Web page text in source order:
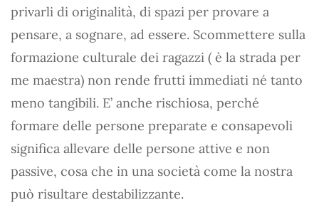
privarli di originalità, di spazi per provare a
pensare, a sognare, ad essere. Scommettere sulla
formazione culturale dei ragazzi ( è la strada per
me maestra) non rende frutti immediati né tanto
meno tangibili. E’ anche rischiosa, perché
formare delle persone preparate e consapevoli
significa allevare delle persone attive e non
passive, cosa che in una società come la nostra
può risultare destabilizzante.